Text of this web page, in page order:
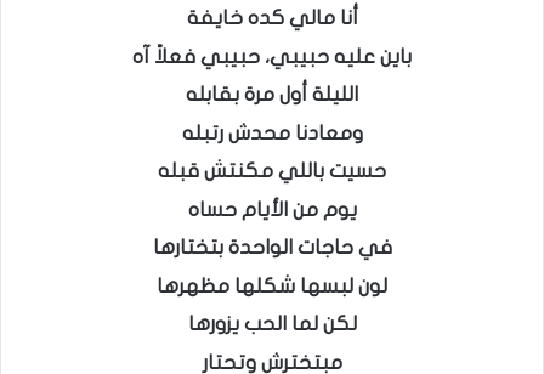
أنا مالي كده خايفة
باين عليه حبيبي، حبيبي فعلاً آه
الليلة أول مرة بقابله
ومعادنا محدش رتبله
حسيت باللي مكنتش قبله
يوم من الأيام حساه
في حاجات الواحدة بتختارها
لون لبسها شكلها مظهرها
لكن لما الحب يزورها
مبتخترش وتحتار